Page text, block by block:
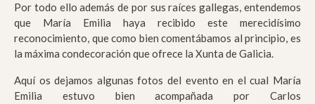
Por todo ello además de por sus raíces gallegas, entendemos
que María Emilia haya recibido este merecidísimo
reconocimiento, que como bien comentábamos al principio, es
la máxima condecoración que ofrece la Xunta de Galicia.
Aquí os dejamos algunas fotos del evento en el cual María
Emilia estuvo bien acompañada por Carlos